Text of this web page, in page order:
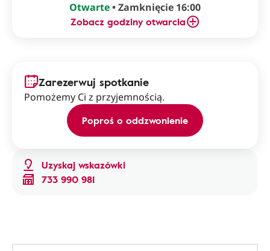
Otwarte• Zamknięcie 16:00
Zobacz godziny otwarcia
Uzyskaj wskazówki
733 990 981
Zarezerwuj spotkanie
Pomożemy Ci z przyjemnością.
Poproś o oddzwonienie